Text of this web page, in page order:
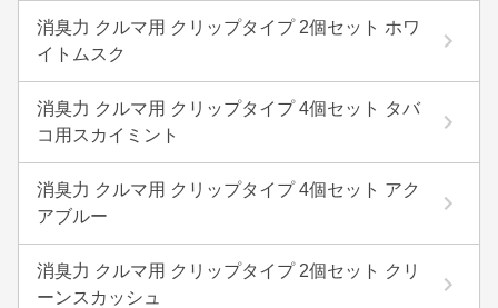
消臭力 クルマ用 クリップタイプ 2個セット ホワ
イトムスク
消臭力 クルマ用 クリップタイプ 4個セット タバ
コ用スカイミント
消臭力 クルマ用 クリップタイプ 4個セット アク
アブルー
消臭力 クルマ用 クリップタイプ 2個セット クリ
ーンスカッシュ